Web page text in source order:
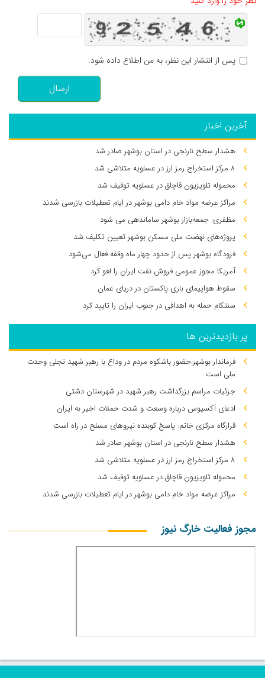
پس از انتشار این نظر، به من اطلاع داده شود.
ارسال
آخرین اخبار
هشدار سطح نارنجی در استان بوشهر صادر شد
۸ مرکز استخراج رمز ارز در عسلویه متلاشی شد
محموله تلویزیون قاچاق در عسلویه توقیف شد
مراکز عرضه مواد خام دامی بوشهر در ایام تعطیلات بازرسی شدند
مظفری: جمعه‌بازار بوشهر ساماندهی می‌ شود
پروژه‌های نهضت ملی مسکن بوشهر تعیین تکلیف شد
فرودگاه بوشهر پس از حدود چهار ماه وقفه فعال می‌شود
آمریکا مجوز عمومی فروش نفت ایران را لغو کرد
سقوط هواپیمای باری پاکستان در دریای عمان
سنتکام حمله به اهدافی در جنوب ایران را تایید کرد
پر بازدیدترین ها
فرماندار بوشهر:حضور باشکوه مردم در وداع با رهبر شهید تجلی وحدت
ملی است
جزئیات مراسم بزرگداشت رهبر شهید در شهرستان دشتی
ادعای آکسیوس درباره وسعت و شدت حملات اخیر به ایران
قرارگاه مرکزی خاتم: پاسخ کوبنده نیروهای مسلح در راه است
هشدار سطح نارنجی در استان بوشهر صادر شد
۸ مرکز استخراج رمز ارز در عسلویه متلاشی شد
محموله تلویزیون قاچاق در عسلویه توقیف شد
مراکز عرضه مواد خام دامی بوشهر در ایام تعطیلات بازرسی شدند
مجوز فعالیت خارگ نیوز